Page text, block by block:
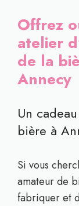
Offrez
atelier
de la
Annecy
Un
bière à
Si vous
amateur de
fabriquer et